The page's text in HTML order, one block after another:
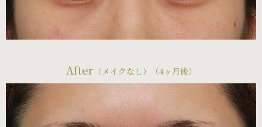
After（メイクなし）（4ヶ月後）